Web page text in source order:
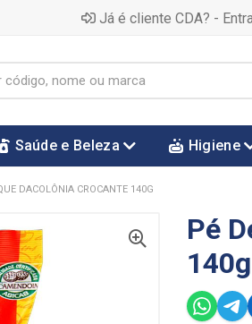
Já é cliente CDA? -
Saúde e Beleza Higiene
DACOLÔNIA CROCANTE 140G
Pé
140g